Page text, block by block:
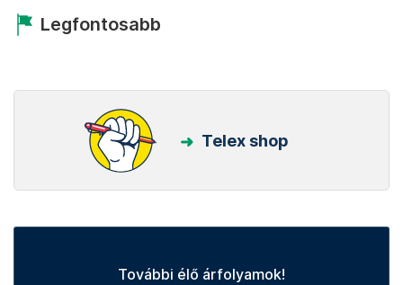
Legfontosabb
Telex shop
További élő árfolyamok!